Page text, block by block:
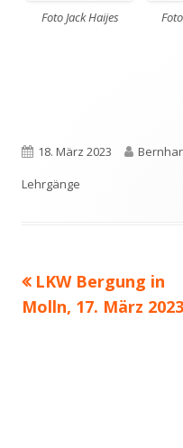
Foto Jack Haijes
Veröffentlicht
am
18. März 2023 Autor
Lehrgänge
Vorheriger
Beitrag:
LKW Bergung in
Molln, 17. März 2023